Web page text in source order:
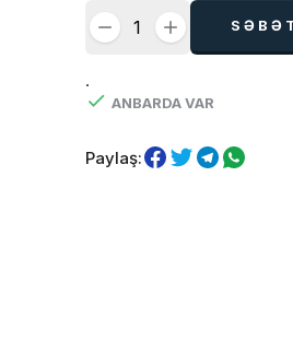
.
ANBARDA VAR
Paylaş: